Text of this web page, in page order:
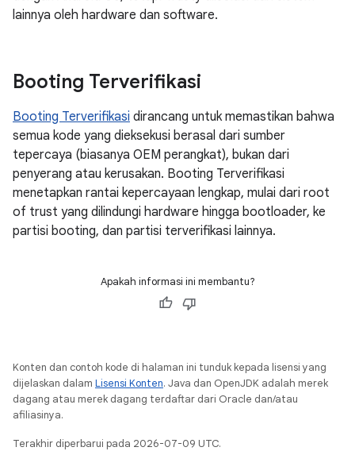
lainnya oleh hardware dan software.
Booting Terverifikasi
Booting Terverifikasi dirancang untuk memastikan bahwa
semua kode yang dieksekusi berasal dari sumber
tepercaya (biasanya OEM perangkat), bukan dari
penyerang atau kerusakan. Booting Terverifikasi
menetapkan rantai kepercayaan lengkap, mulai dari root
of trust yang dilindungi hardware hingga bootloader, ke
partisi booting, dan partisi terverifikasi lainnya.
Apakah informasi ini membantu?
Konten dan contoh kode di halaman ini tunduk kepada lisensi yang
dijelaskan dalam Lisensi Konten. Java dan OpenJDK adalah merek
dagang atau merek dagang terdaftar dari Oracle dan/atau
afiliasinya.
Terakhir diperbarui pada 2026-07-09 UTC.